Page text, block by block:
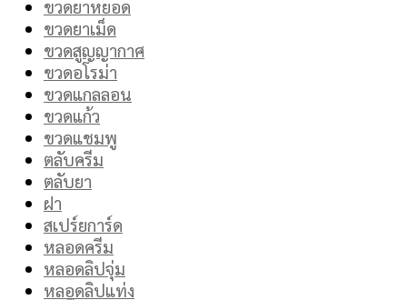
ขวดยาหยอด
ขวดยาเม็ด
ขวดสูญญากาศ
ขวดอโรม่า
ขวดแกลลอน
ขวดแก้ว
ขวดแชมพู
ตลับครีม
ตลับยา
ฝา
สเปร์ยการ์ด
หลอดครีม
หลอดลิปจุ่ม
หลอดลิปแท่ง